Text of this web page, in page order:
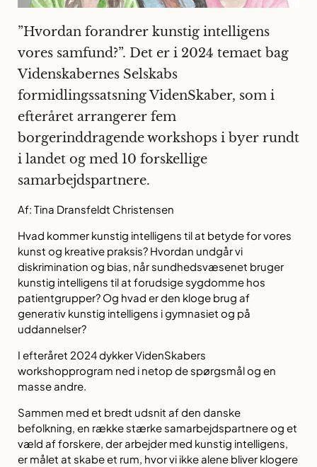
”Hvordan forandrer kunstig intelligens
vores samfund?”. Det er i 2024 temaet bag
Videnskabernes Selskabs
formidlingssatsning VidenSkaber, som i
efteråret arrangerer fem
borgerinddragende workshops i byer rundt
i landet og med 10 forskellige
samarbejdspartnere.
Af: Tina Dransfeldt Christensen
Hvad kommer kunstig intelligens til at betyde for vores
kunst og kreative praksis? Hvordan undgår vi
diskrimination og bias, når sundhedsvæsenet bruger
kunstig intelligens til at forudsige sygdomme hos
patientgrupper? Og hvad er den kloge brug af
generativ kunstig intelligens i gymnasiet og på
uddannelser?
I efteråret 2024 dykker VidenSkabers
workshopprogram ned i netop de spørgsmål og en
masse andre.
Sammen med et bredt udsnit af den danske
befolkning, en række stærke samarbejdspartnere og et
væld af forskere, der arbejder med kunstig intelligens,
er målet at skabe et rum, hvor vi ikke alene bliver klogere